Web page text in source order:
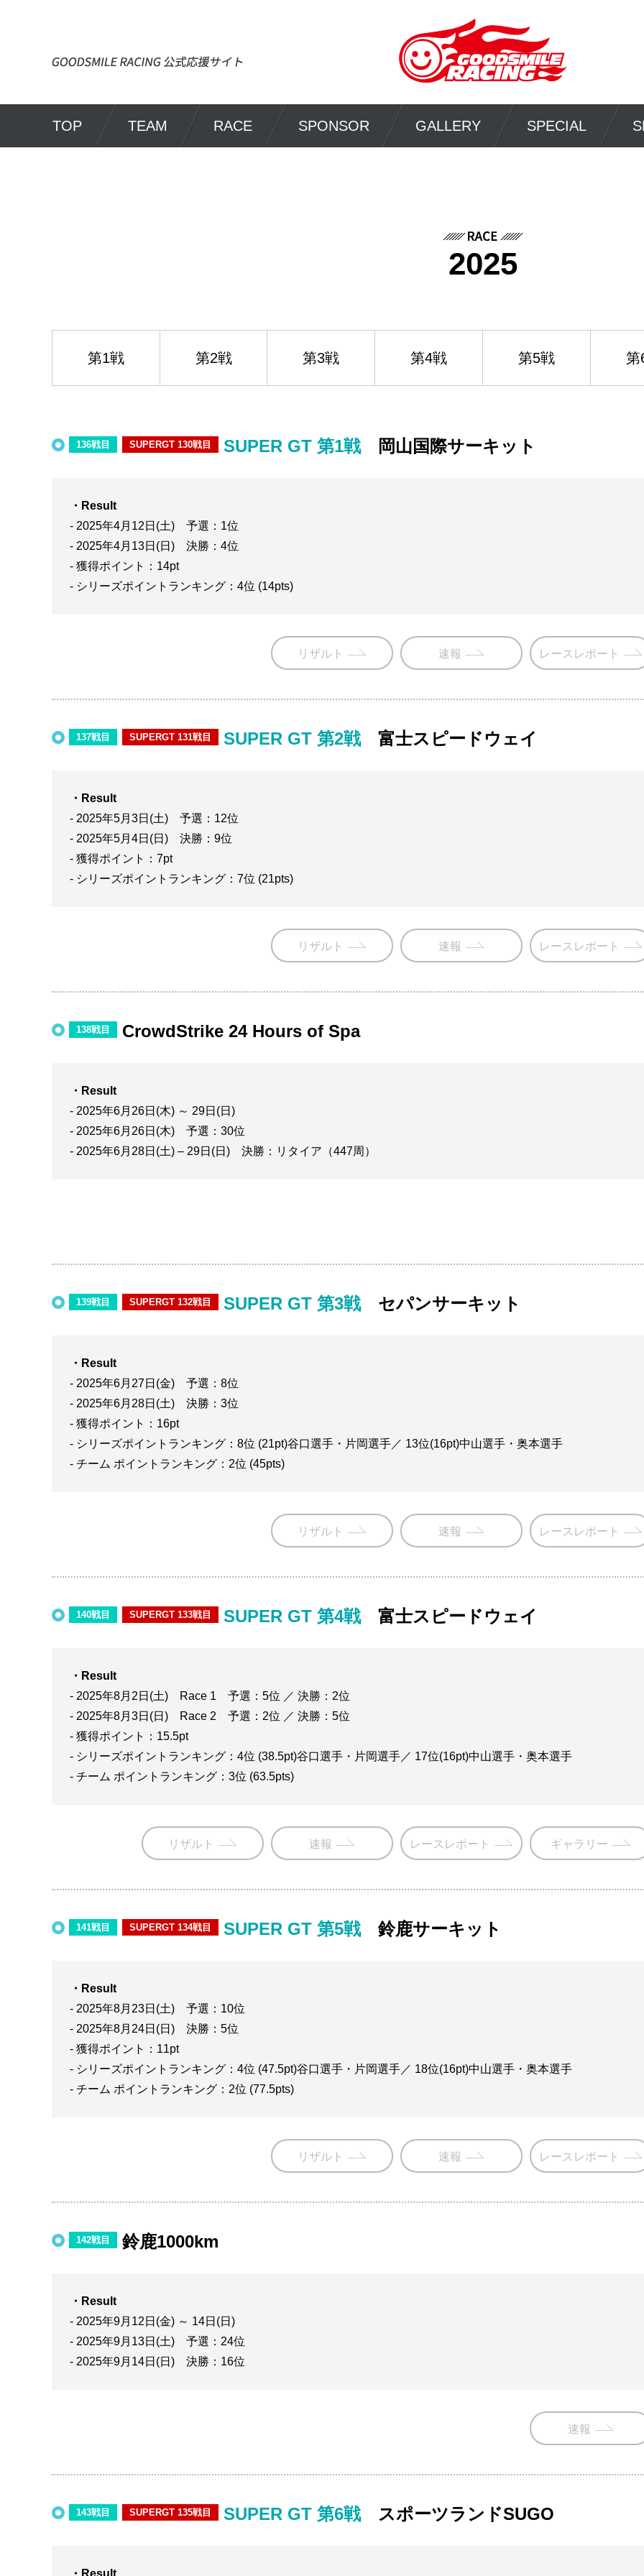
TOP TEAM RACE SPONSOR GALLERY SPECIAL
2025
第1戦 第2戦 第3戦 第4戦 第5戦 第
136戦目 SUPERGT 130戦目 SUPER GT 第1戦 岡山国際サーキット
・Result
- 2025年4月12日(土) 予選：1位
- 2025年4月13日(日) 決勝：4位
- 獲得ポイント：14pt
- シリーズポイントランキング：4位 (14pts)
リザルト 速報 レースレポート
137戦目 SUPERGT 131戦目 SUPER GT 第2戦 富士スピードウェイ
・Result
- 2025年5月3日(土) 予選：12位
- 2025年5月4日(日) 決勝：9位
- 獲得ポイント：7pt
- シリーズポイントランキング：7位 (21pts)
リザルト 速報 レースレポート
138戦目 CrowdStrike 24 Hours of Spa
・Result
- 2025年6月26日(木) ～ 29日(日)
- 2025年6月26日(木) 予選：30位
- 2025年6月28日(土) – 29日(日) 決勝：リタイア（447周）
139戦目 SUPERGT 132戦目 SUPER GT 第3戦 セパンサーキット
・Result
- 2025年6月27日(金) 予選：8位
- 2025年6月28日(土) 決勝：3位
- 獲得ポイント：16pt
- シリーズポイントランキング：8位 (21pt)谷口選手・片岡選手／ 13位(16pt)中山選手・奥本選手
- チーム ポイントランキング：2位 (45pts)
リザルト 速報 レースレポート
140戦目 SUPERGT 133戦目 SUPER GT 第4戦 富士スピードウェイ
・Result
- 2025年8月2日(土) Race 1 予選：5位 ／ 決勝：2位
- 2025年8月3日(日) Race 2 予選：2位 ／ 決勝：5位
- 獲得ポイント：15.5pt
- シリーズポイントランキング：4位 (38.5pt)谷口選手・片岡選手／ 17位(16pt)中山選手・奥本選手
- チーム ポイントランキング：3位 (63.5pts)
リザルト 速報 レースレポート ギャラリー
141戦目 SUPERGT 134戦目 SUPER GT 第5戦 鈴鹿サーキット
・Result
- 2025年8月23日(土) 予選：10位
- 2025年8月24日(日) 決勝：5位
- 獲得ポイント：11pt
- シリーズポイントランキング：4位 (47.5pt)谷口選手・片岡選手／ 18位(16pt)中山選手・奥本選手
- チーム ポイントランキング：2位 (77.5pts)
リザルト 速報 レースレポート
142戦目 鈴鹿1000km
・Result
- 2025年9月12日(金) ～ 14日(日)
- 2025年9月13日(土) 予選：24位
- 2025年9月14日(日) 決勝：16位
速報
143戦目 SUPERGT 135戦目 SUPER GT 第6戦 スポーツランドSUGO
・Result